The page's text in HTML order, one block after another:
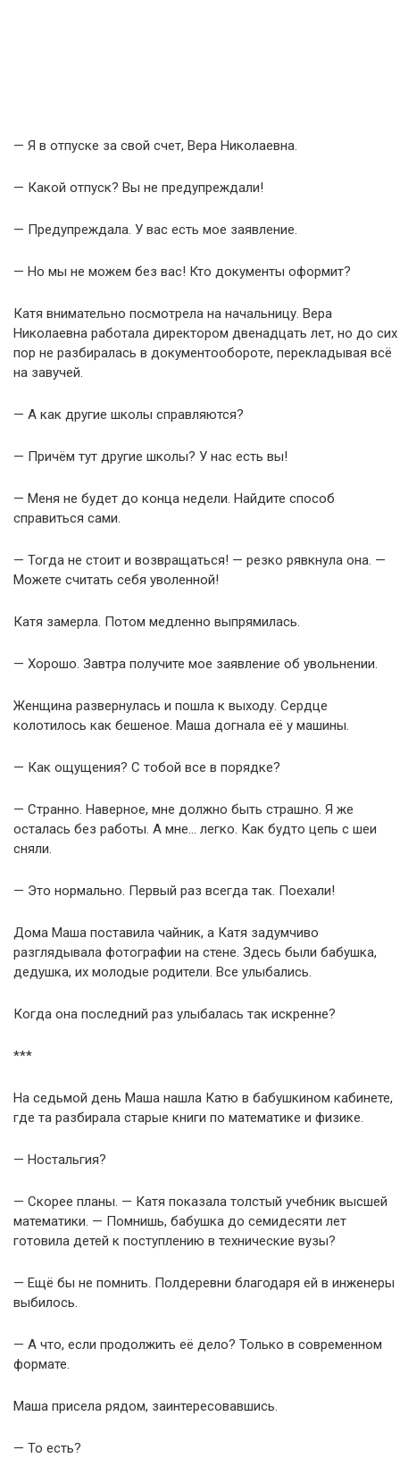
— Я в отпуске за свой счет, Вера Николаевна.
— Какой отпуск? Вы не предупреждали!
— Предупреждала. У вас есть мое заявление.
— Но мы не можем без вас! Кто документы оформит?
Катя внимательно посмотрела на начальницу. Вера
Николаевна работала директором двенадцать лет, но до сих
пор не разбиралась в документообороте, перекладывая всё
на завучей.
— А как другие школы справляются?
— Причём тут другие школы? У нас есть вы!
— Меня не будет до конца недели. Найдите способ
справиться сами.
— Тогда не стоит и возвращаться! — резко рявкнула она. —
Можете считать себя уволенной!
Катя замерла. Потом медленно выпрямилась.
— Хорошо. Завтра получите мое заявление об увольнении.
Женщина развернулась и пошла к выходу. Сердце
колотилось как бешеное. Маша догнала её у машины.
— Как ощущения? С тобой все в порядке?
— Странно. Наверное, мне должно быть страшно. Я же
осталась без работы. А мне… легко. Как будто цепь с шеи
сняли.
— Это нормально. Первый раз всегда так. Поехали!
Дома Маша поставила чайник, а Катя задумчиво
разглядывала фотографии на стене. Здесь были бабушка,
дедушка, их молодые родители. Все улыбались.
Когда она последний раз улыбалась так искренне?
***
На седьмой день Маша нашла Катю в бабушкином кабинете,
где та разбирала старые книги по математике и физике.
— Ностальгия?
— Скорее планы. — Катя показала толстый учебник высшей
математики. — Помнишь, бабушка до семидесяти лет
готовила детей к поступлению в технические вузы?
— Ещё бы не помнить. Полдеревни благодаря ей в инженеры
выбилось.
— А что, если продолжить её дело? Только в современном
формате.
Маша присела рядом, заинтересовавшись.
— То есть?